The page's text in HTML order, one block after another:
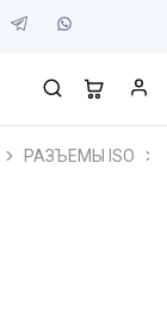
РАЗЪЕМЫ ISO